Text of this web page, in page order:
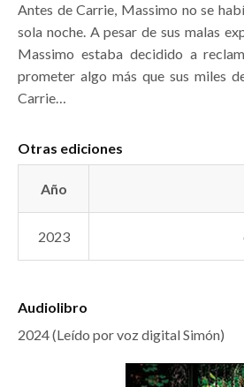
Antes de Carrie, Massimo no se
sola noche. A pesar de sus malas
Massimo estaba decidido a
prometer algo más que sus miles
Carrie…
Otras ediciones
Año
2023
Audiolibro
2024 (Leído por voz digital Simón)